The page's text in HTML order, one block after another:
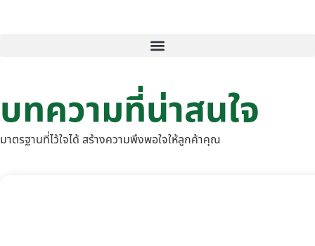
บทความที่น่าสนใจ
มาตรฐานที่ไว้ใจได้ สร้างความพึงพอใจให้ลูกค้าคุณ